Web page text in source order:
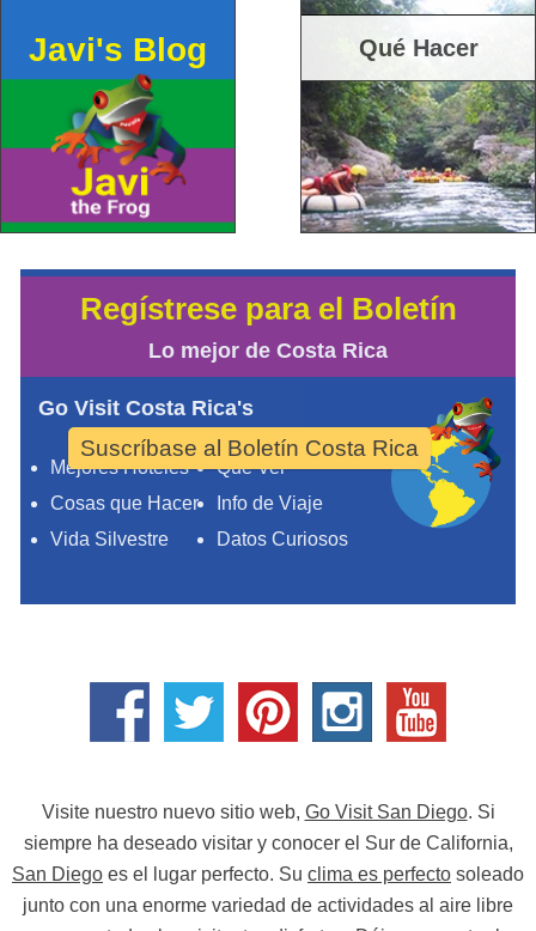
Javi's Blog Qué Hacer
Regístrese para el Boletín
Lo mejor de Costa Rica
Go Visit Costa Rica's
Mejores Hoteles
Qué Ver
Cosas que Hacer
Info de Viaje
Vida Silvestre
Datos Curiosos
Suscríbase al Boletín Costa Rica
Visite nuestro nuevo sitio web, Go Visit San Diego. Si
siempre ha deseado visitar y conocer el Sur de California,
San Diego es el lugar perfecto. Su clima es perfecto soleado
junto con una enorme variedad de actividades al aire libre